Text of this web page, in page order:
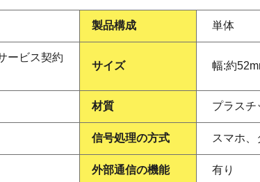
製品構成 単体
ービス契約
サイズ 幅:約
材質 プラスチ
信号処理の方式 スマホ
外部通信の機能 有り